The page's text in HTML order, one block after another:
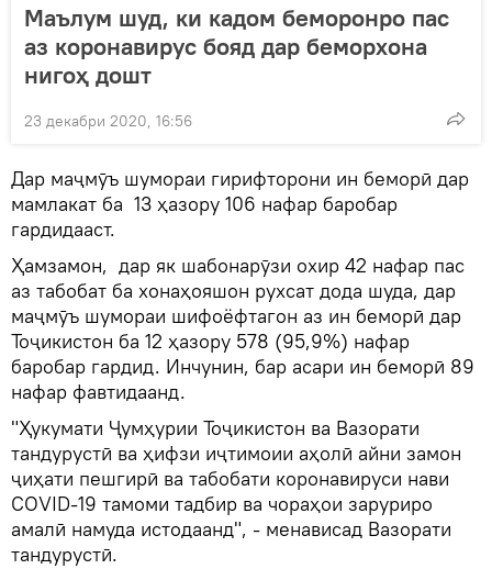
Маълум шуд, ки кадом беморонро пас
аз коронавирус бояд дар беморхона
нигоҳ дошт
23 декабри 2020, 16:56
Дар маҷмӯъ шумораи гирифторони ин беморӣ дар
мамлакат ба 13 ҳазору 106 нафар баробар
гардидааст.
Ҳамзамон, дар як шабонарӯзи охир 42 нафар пас
аз табобат ба хонаҳояшон рухсат дода шуда, дар
маҷмӯъ шумораи шифоёфтагон аз ин беморӣ дар
Тоҷикистон ба 12 ҳазору 578 (95,9%) нафар
баробар гардид. Инчунин, бар асари ин беморӣ 89
нафар фавтидаанд.
"Ҳукумати Ҷумҳурии Тоҷикистон ва Вазорати
тандурустӣ ва ҳифзи иҷтимоии аҳолӣ айни замон
ҷиҳати пешгирӣ ва табобати коронавируси нави
CОVID-19 тамоми тадбир ва чораҳои заруриро
амалӣ намуда истодаанд", - менависад Вазорати
тандурустӣ.